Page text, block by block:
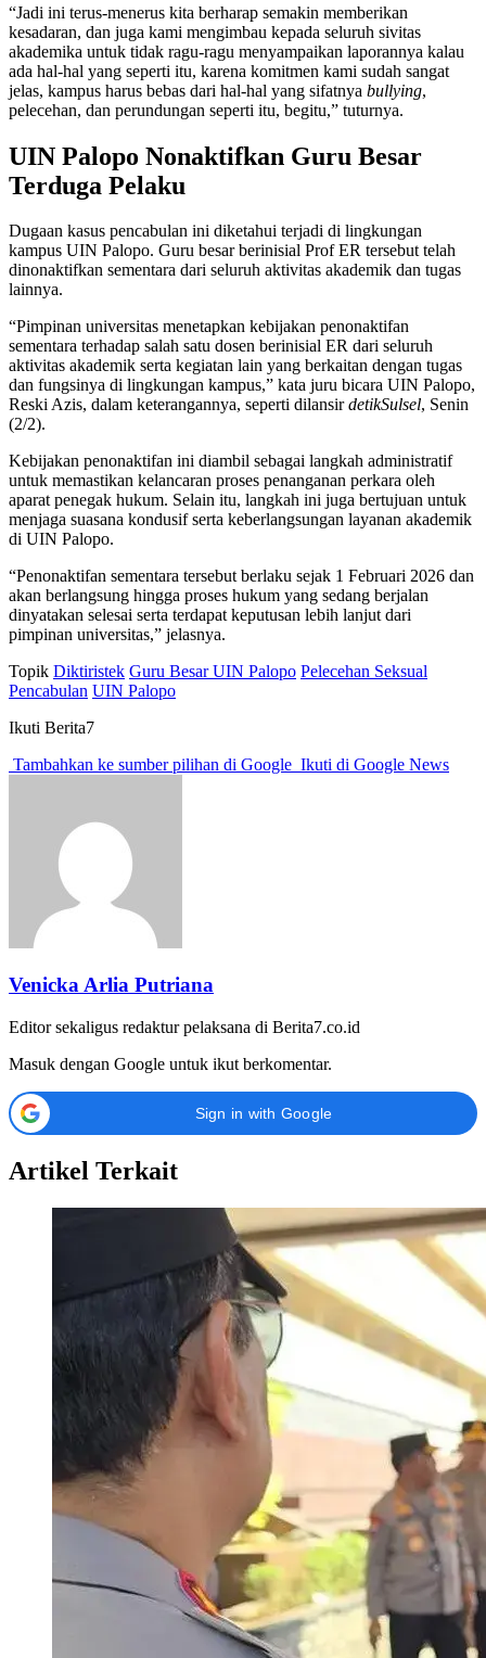
“Jadi ini terus-menerus kita berharap semakin memberikan
kesadaran, dan juga kami mengimbau kepada seluruh sivitas
akademika untuk tidak ragu-ragu menyampaikan laporannya kalau
ada hal-hal yang seperti itu, karena komitmen kami sudah sangat
jelas, kampus harus bebas dari hal-hal yang sifatnya bullying,
pelecehan, dan perundungan seperti itu, begitu,” tuturnya.
UIN Palopo Nonaktifkan Guru Besar
Terduga Pelaku
Dugaan kasus pencabulan ini diketahui terjadi di lingkungan
kampus UIN Palopo. Guru besar berinisial Prof ER tersebut telah
dinonaktifkan sementara dari seluruh aktivitas akademik dan tugas
lainnya.
“Pimpinan universitas menetapkan kebijakan penonaktifan
sementara terhadap salah satu dosen berinisial ER dari seluruh
aktivitas akademik serta kegiatan lain yang berkaitan dengan tugas
dan fungsinya di lingkungan kampus,” kata juru bicara UIN Palopo,
Reski Azis, dalam keterangannya, seperti dilansirdetikSulsel, Senin
(2/2).
Kebijakan penonaktifan ini diambil sebagai langkah administratif
untuk memastikan kelancaran proses penanganan perkara oleh
aparat penegak hukum. Selain itu, langkah ini juga bertujuan untuk
menjaga suasana kondusif serta keberlangsungan layanan akademik
di UIN Palopo.
“Penonaktifan sementara tersebut berlaku sejak 1 Februari 2026 dan
akan berlangsung hingga proses hukum yang sedang berjalan
dinyatakan selesai serta terdapat keputusan lebih lanjut dari
pimpinan universitas,” jelasnya.
Topik Diktiristek Guru Besar UIN Palopo Pelecehan Seksual
Pencabulan UIN Palopo
Ikuti Berita7
Tambahkan ke sumber pilihan di Google Ikuti di Google News
Venicka Arlia Putriana
Editor sekaligus redaktur pelaksana di Berita7.co.id
Masuk dengan Google untuk ikut berkomentar.
Sign in with Google
Artikel Terkait